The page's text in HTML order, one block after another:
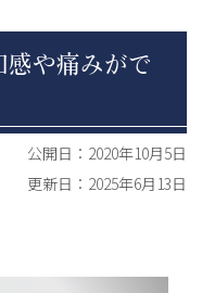
感や痛みがで
公開日： 2020年10月5日
更新日： 2025年6月13日